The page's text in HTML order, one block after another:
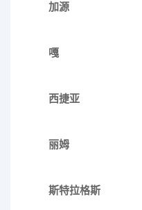
加源
嘎
西捷亚
丽姆
斯特拉格斯